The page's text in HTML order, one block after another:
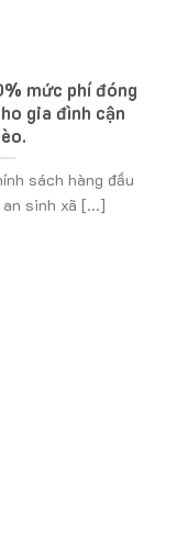
mức phí đóng
gia đình cận
sách hàng đầu
sinh xã [...]